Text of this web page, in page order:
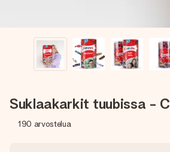
Suklaakarkit tuubissa -
190 arvostelua